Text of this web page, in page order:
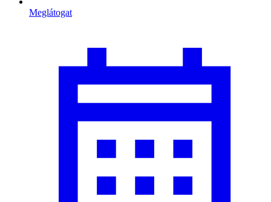
Meglátogat